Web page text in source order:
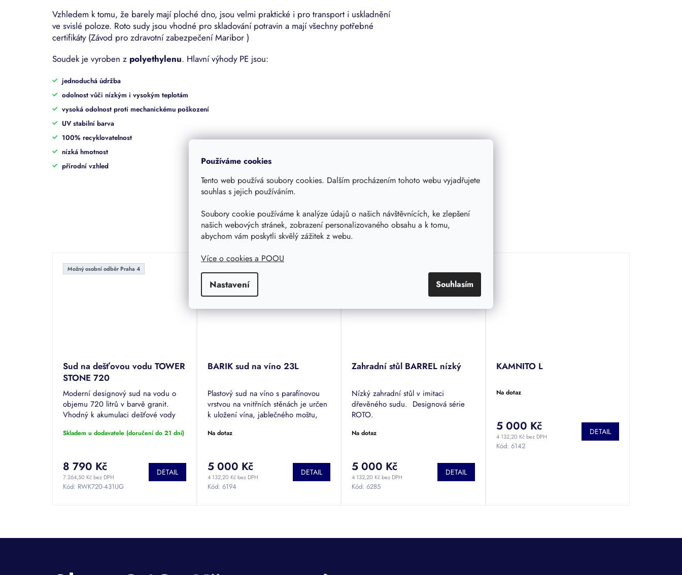
Používáme cookies
Tento web používá soubory cookies. Dalším procházením tohoto webu vyjadřujete
souhlas s jejich používáním.
Soubory cookie používáme k analýze údajů o našich návštěvnících, ke zlepšení
našich webových stránek, zobrazení personalizovaného obsahu a k tomu,
abychom vám poskytli skvělý zážitek z webu.
Více o cookies a POOU
Nastavení Souhlasím
Vzhledem k tomu, že barely mají ploché dno, jsou velmi praktické i pro transport i uskladnění
ve svislé poloze. Roto sudy jsou vhodné pro skladování potravin a mají všechny potřebné
certifikáty (Závod pro zdravotní zabezpečení Maribor )
Soudek je vyroben z polyethylenu. Hlavní výhody PE jsou:
jednoduchá údržba
odolnost vůči nízkým i vysokým teplotám
vysoká odolnost proti mechanickému poškození
UV stabilní barva
100% recyklovatelnost
nízká hmotnost
přírodní vzhled
Podobné produkty
Možný osobní odběr Praha 4
Sud na dešťovou vodu TOWER
STONE 720
Moderní designový sud na vodu o
objemu 720 litrů v barvě granit.
Vhodný k akumulaci dešťové vody
splachování. Povrchová úprava
Skladem u dodavatele (doručení do 21 dní)
7 264,50 Kč bez DPH
8 790 Kč DETAIL
Kód: RWK720-431UG
BARIK sud na víno 23L
Plastový sud na víno s parafínovou
vrstvou na vnitřních stěnách je určen
k uložení vína, jablečného moštu,
Na dotaz
4 132,20 Kč bez DPH
5 000 Kč DETAIL
Kód: 6194
Zahradní stůl BARREL nízký
Nízký zahradní stůl v imitaci
dřevěného sudu. Designová série
ROTO.
Na dotaz
4 132,20 Kč bez DPH
5 000 Kč DETAIL
Kód: 6285
KAMNITO L
Na dotaz
4 132,20 Kč bez DPH
5 000 Kč DETAIL
Kód: 6142